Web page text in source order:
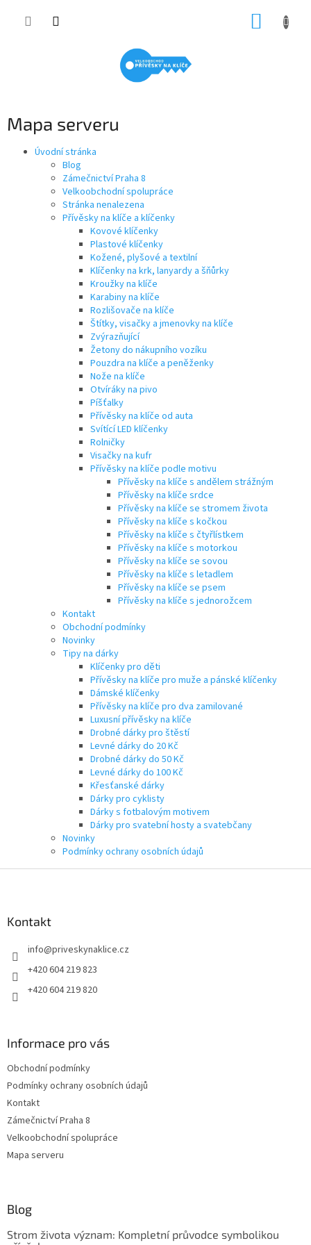
Mapa serveru
Úvodní stránka
Blog
Zámečnictví Praha 8
Velkoobchodní spolupráce
Stránka nenalezena
Přívěsky na klíče a klíčenky
Kovové klíčenky
Plastové klíčenky
Kožené, plyšové a textilní
Klíčenky na krk, lanyardy a šňůrky
Kroužky na klíče
Karabiny na klíče
Rozlišovače na klíče
Štítky, visačky a jmenovky na klíče
Zvýrazňující
Žetony do nákupního vozíku
Pouzdra na klíče a peněženky
Nože na klíče
Otvíráky na pivo
Píšťalky
Přívěsky na klíče od auta
Svítící LED klíčenky
Rolničky
Visačky na kufr
Přívěsky na klíče podle motivu
Přívěsky na klíče s andělem strážným
Přívěsky na klíče srdce
Přívěsky na klíče se stromem života
Přívěsky na klíče s kočkou
Přívěsky na klíče s čtyřlístkem
Přívěsky na klíče s motorkou
Přívěsky na klíče se sovou
Přívěsky na klíče s letadlem
Přívěsky na klíče se psem
Přívěsky na klíče s jednorožcem
Kontakt
Obchodní podmínky
Novinky
Tipy na dárky
Klíčenky pro děti
Přívěsky na klíče pro muže a pánské klíčenky
Dámské klíčenky
Přívěsky na klíče pro dva zamilované
Luxusní přívěsky na klíče
Drobné dárky pro štěstí
Levné dárky do 20 Kč
Drobné dárky do 50 Kč
Levné dárky do 100 Kč
Křesťanské dárky
Dárky pro cyklisty
Dárky s fotbalovým motivem
Dárky pro svatební hosty a svatebčany
Novinky
Podmínky ochrany osobních údajů
Kontakt
info@priveskynaklice.cz
+420 604 219 823
+420 604 219 820
Informace pro vás
Obchodní podmínky
Podmínky ochrany osobních údajů
Kontakt
Zámečnictví Praha 8
Velkoobchodní spolupráce
Mapa serveru
Blog
Strom života význam: Kompletní průvodce symbolikou